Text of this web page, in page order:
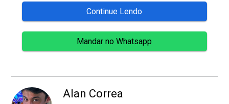
Continue Lendo
Mandar no Whatsapp
Alan Correa